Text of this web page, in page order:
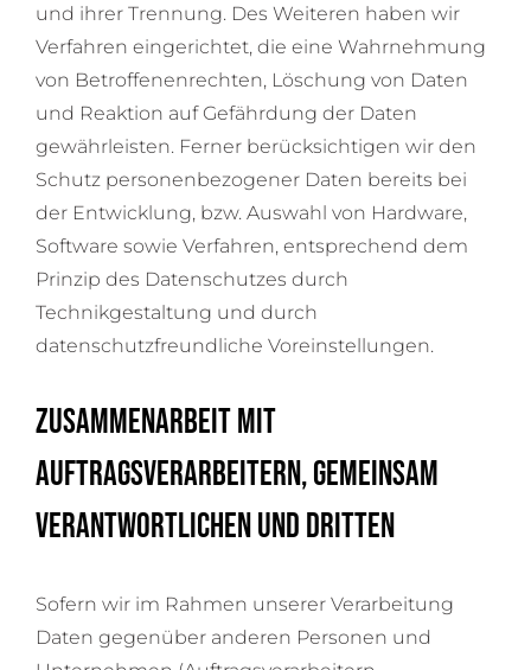
und ihrer Trennung. Des Weiteren haben wir
Verfahren eingerichtet, die eine Wahrnehmung
von Betroffenenrechten, Löschung von Daten
und Reaktion auf Gefährdung der Daten
gewährleisten. Ferner berücksichtigen wir den
Schutz personenbezogener Daten bereits bei
der Entwicklung, bzw. Auswahl von Hardware,
Software sowie Verfahren, entsprechend dem
Prinzip des Datenschutzes durch
Technikgestaltung und durch
datenschutzfreundliche Voreinstellungen.
Zusammenarbeit mit
Auftragsverarbeitern, gemeinsam
Verantwortlichen und Dritten
Sofern wir im Rahmen unserer Verarbeitung
Daten gegenüber anderen Personen und